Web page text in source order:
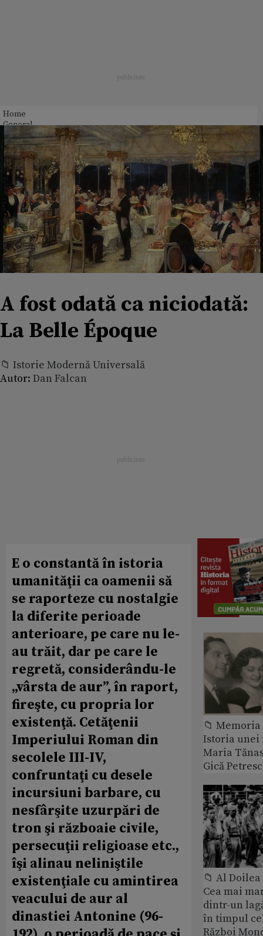
Home
General
A fost odată ca niciodată:
La Belle Époque
📁 Istorie Modernă Universală
Autor: Dan Falcan
E o constantă în istoria
umanităţii ca oamenii să
se raporteze cu nostalgie
la diferite perioade
anterioare, pe care nu le-
au trăit, dar pe care le
regretă, considerându-le
„vârsta de aur”, în raport,
fireşte, cu propria lor
existenţă. Cetăţenii
Imperiului Roman din
secolele III-IV,
confruntaţi cu desele
incursiuni barbare, cu
nesfârşite uzurpări de
tron şi războaie civile,
persecuţii religioase etc.,
îşi alinau neliniştile
existenţiale cu amintirea
veacului de aur al
dinastiei Antonine (96-
📁
Istoria
Maria
Gică
📁 Al
Cea mai
dintr-un
în timpul
Război